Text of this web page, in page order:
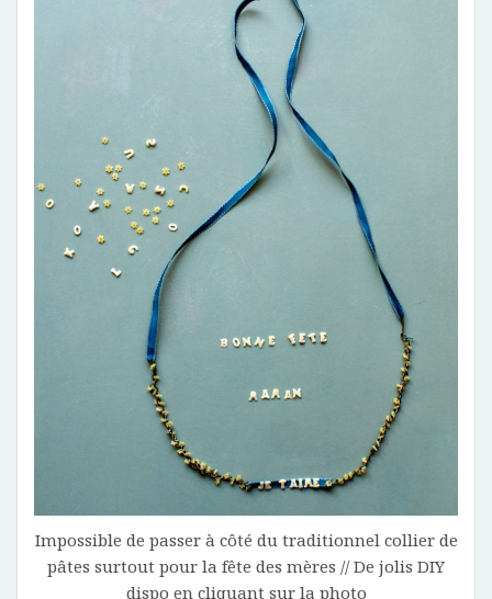
Impossible de passer à côté du traditionnel collier de
pâtes surtout pour la fête des mères // De jolis DIY
dispo en cliquant sur la photo